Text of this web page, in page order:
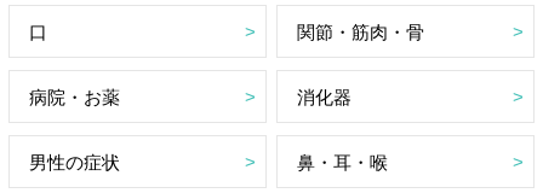
口 関節・筋肉・骨
病院・お薬 消化器
男性の症状 鼻・耳・喉